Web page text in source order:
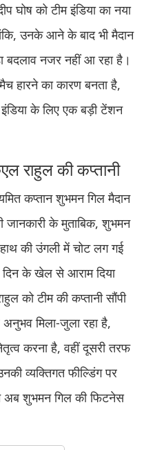
घोष को टीम इंडिया का नया
उनके आने के बाद भी मैदान
बदलाव नजर नहीं आ रहा है।
हारने का कारण बनता है,
के लिए एक बड़ी टेंशन
राहुल की कप्तानी
कप्तान शुभमन गिल मैदान
जानकारी के मुताबिक, शुभमन
की उंगली में चोट लग गई
के खेल से आराम दिया
को टीम की कप्तानी सौंपी
मिला-जुला रहा है,
करना है, वहीं दूसरी तरफ
व्यक्तिगत फील्डिंग पर
अब शुभमन गिल की फिटनेस